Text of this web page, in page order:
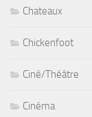
Chateaux
Chickenfoot
Ciné/Théâtre
Cinéma